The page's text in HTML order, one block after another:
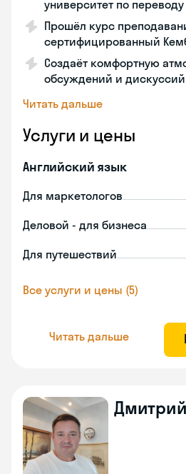
университет по переводу
Прошёл курс
сертифицированный
Создаёт комфортную
обсуждений и дискуссий
Читать дальше
Услуги и цены
Английский язык
Для маркетологов
Деловой - для бизнеса
Для путешествий
Все услуги и цены (5)
Читать дальше
Дмитрий